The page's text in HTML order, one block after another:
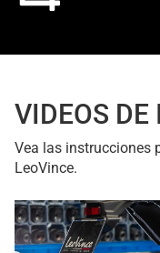
VIDEOS
Vea las instrucciones
LeoVince.